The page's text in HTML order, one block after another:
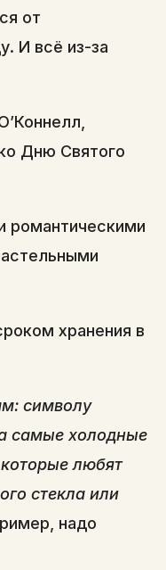
от
И всё из-за
Дню Святого
романтическими
хранения в
символу
самые холодные
любят
стекла или
надо